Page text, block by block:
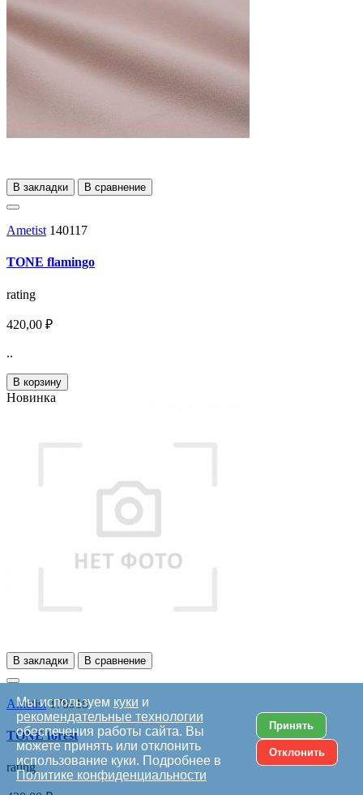
В закладки В сравнение
Ametist 140117
TONE flamingo
rating
420,00 ₽
..
В корзину
Новинка
В закладки В сравнение
Ametist 178918
TONE forest
rating
Мы используем куки и
рекомендательные технологии
обеспечения работы сайта. Вы
можете принять или отклонить
использование куки. Подробнее в
Политике конфиденциальности
Принять
Отклонить